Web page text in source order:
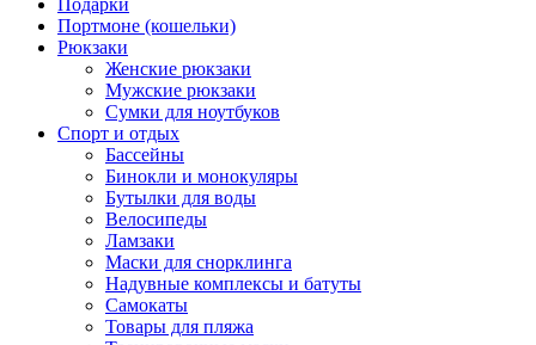
Подарки
Портмоне (кошельки)
Рюкзаки
Женские рюкзаки
Мужские рюкзаки
Сумки для ноутбуков
Спорт и отдых
Бассейны
Бинокли и монокуляры
Бутылки для воды
Велосипеды
Ламзаки
Маски для снорклинга
Надувные комплексы и батуты
Самокаты
Товары для пляжа